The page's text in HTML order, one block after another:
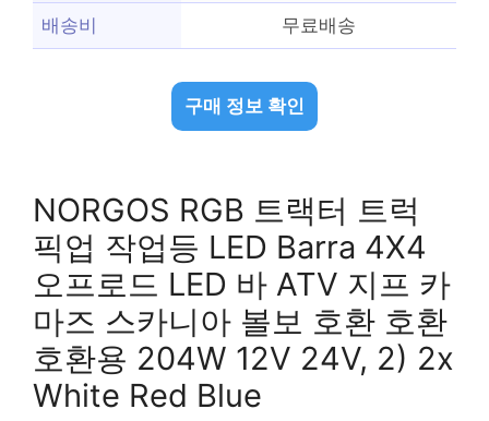
배송비 무료배송
구매 정보 확인
NORGOS RGB 트랙터 트럭
픽업 작업등 LED Barra 4X4
오프로드 LED 바 ATV 지프 카
마즈 스카니아 볼보 호환 호환
호환용 204W 12V 24V, 2) 2x
White Red Blue